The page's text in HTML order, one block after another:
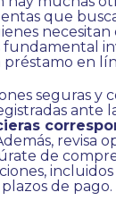
que
necesitan
fundamental
en
seguras y
ante
revisa
de
de pago.